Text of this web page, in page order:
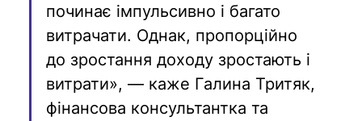
починає імпульсивно і багато
витрачати. Однак, пропорційно
до зростання доходу зростають і
витрати», — каже Галина Тритяк,
фінансова консультантка та